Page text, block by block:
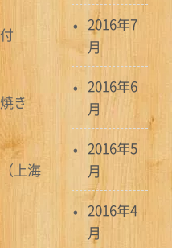
き
海
2016年7
月
2016年6
月
2016年5
月
2016年4
月